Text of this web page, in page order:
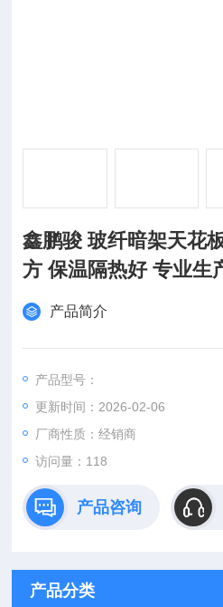
鑫鹏骏 玻纤暗架天花
方 保温隔热好 专业生
产品简介
产品型号：
更新时间：2026-02-06
厂商性质：经销商
访问量：118
产品咨询
产品分类